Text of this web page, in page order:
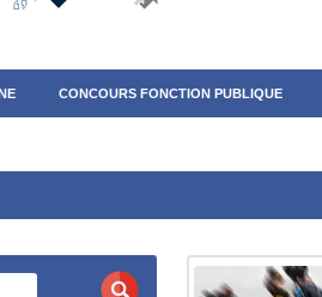
CONCOURS FONCTION PUBLIQUE